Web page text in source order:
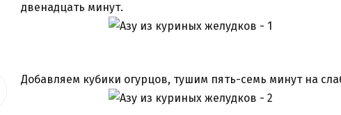
двенадцать минут.
Добавляем кубики огурцов, тушим пять-семь минут на